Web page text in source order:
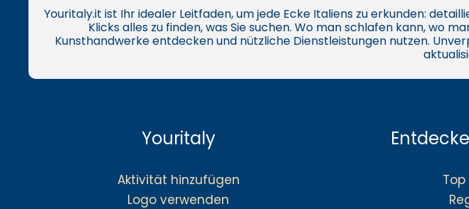
Youritaly.it ist Ihr idealer Leitfaden, um jede Ecke Italiens zu erkunden:
Klicks alles zu finden, was Sie suchen. Wo man schlafen kann, wo
Kunsthandwerke entdecken und nützliche Dienstleistungen nutzen.
Youritaly
Aktivität hinzufügen
Logo verwenden